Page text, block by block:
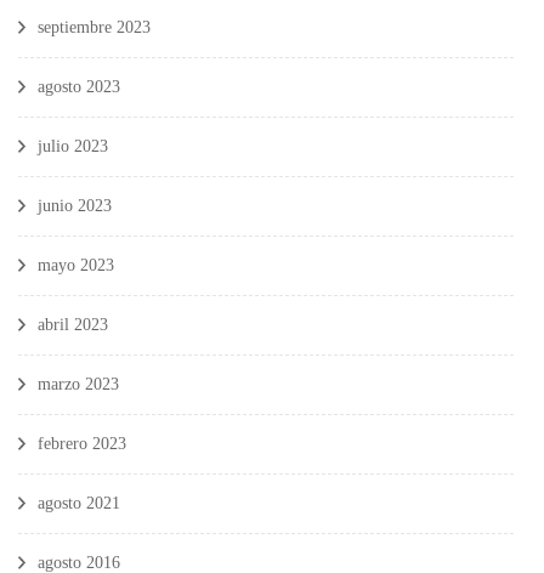
septiembre 2023
agosto 2023
julio 2023
junio 2023
mayo 2023
abril 2023
marzo 2023
febrero 2023
agosto 2021
agosto 2016